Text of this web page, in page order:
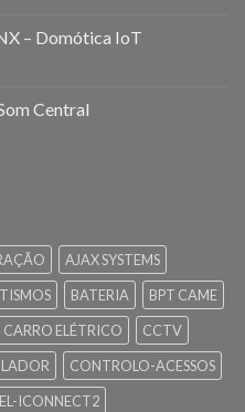
– Domótica IoT
Central
AJAX SYSTEMS
BATERIA
BPT CAME
CARRO ELÉTRICO
CCTV
CONTROLO-ACESSOS
EL-ICONNECT2